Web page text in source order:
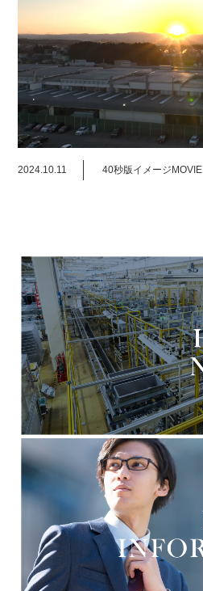
2024.10.11 40秒版イメージMOVIE